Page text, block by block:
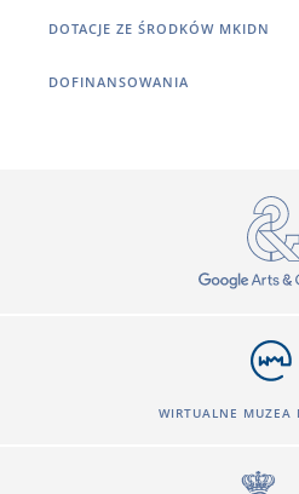
DOTACJE ZE ŚRODKÓW MKIDN
DOFINANSOWANIA
WIRTUALNE MUZEA